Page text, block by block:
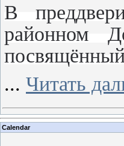
В
районном
посвящённый
... Читать
Calendar